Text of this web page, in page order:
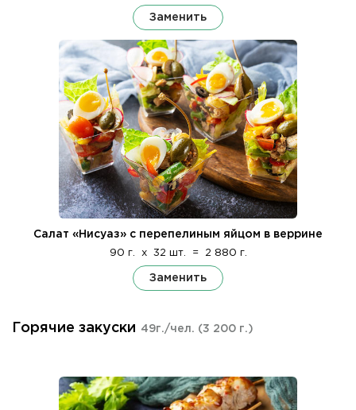
Заменить
Салат «Нисуаз» с перепелиным яйцом в веррине
90 г. x 32 шт. = 2 880 г.
Заменить
Горячие закуски 49г./чел. (3 200 г.)